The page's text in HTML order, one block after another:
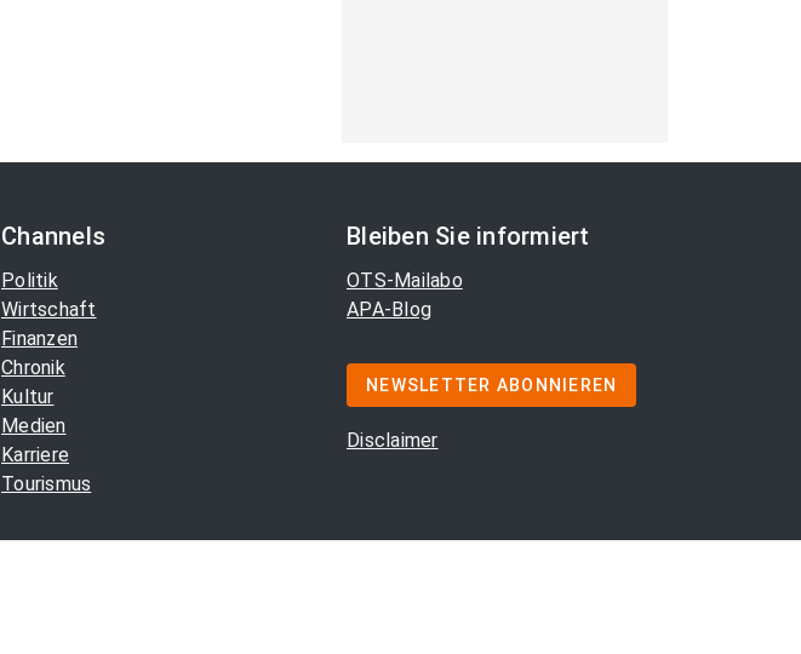
Channels
Politik
Wirtschaft
Finanzen
Chronik
Kultur
Medien
Karriere
Tourismus
Bleiben Sie informiert
OTS-Mailabo
APA-Blog
NEWSLETTER ABONNIEREN
Disclaimer